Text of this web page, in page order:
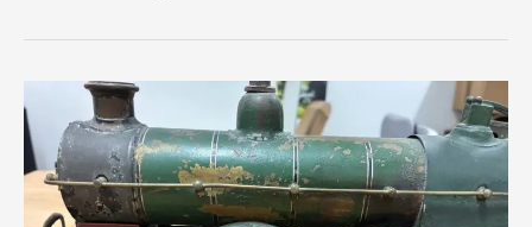
Locomotiva
vapor
Märklin